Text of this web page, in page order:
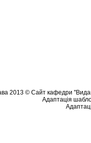
2013 © Сайт кафедри
Адаптація